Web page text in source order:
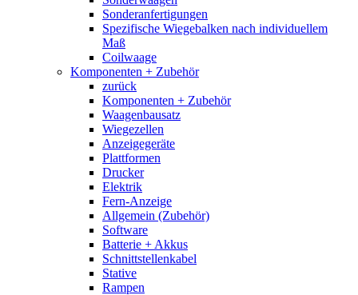
Sonderanfertigungen
Spezifische Wiegebalken nach individuellem
Maß
Coilwaage
Komponenten + Zubehör
zurück
Komponenten + Zubehör
Waagenbausatz
Wiegezellen
Anzeigegeräte
Plattformen
Drucker
Elektrik
Fern-Anzeige
Allgemein (Zubehör)
Software
Batterie + Akkus
Schnittstellenkabel
Stative
Rampen